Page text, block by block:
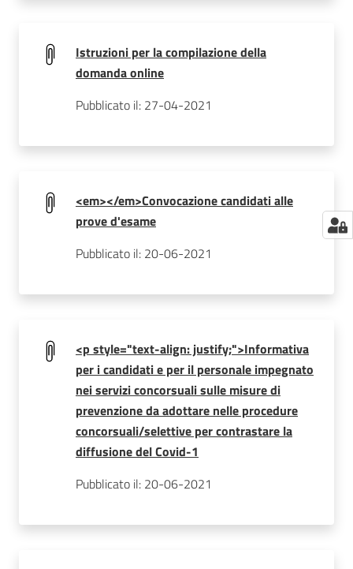
Istruzioni per la compilazione della
domanda online
Pubblicato il: 27-04-2021
<em></em>Convocazione candidati alle
prove d'esame
Pubblicato il: 20-06-2021
<p style="text-align: justify;">Informativa
per i candidati e per il personale impegnato
nei servizi concorsuali sulle misure di
prevenzione da adottare nelle procedure
concorsuali/selettive per contrastare la
diffusione del Covid-1
Pubblicato il: 20-06-2021